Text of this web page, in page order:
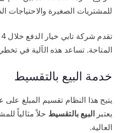
للمشتريات الصغيرة والاحتياجات
تقدم شركة تابي خيار الدفع خلال 14 يوماً كأحد
المتاحة. تساعد هذه الآلية في
خدمة البيع بالتقسيط
يتيح هذا النظام تقسيم المبلغ
يعتبر البيع بالتقسيط حلاً مثالياً
العالية.